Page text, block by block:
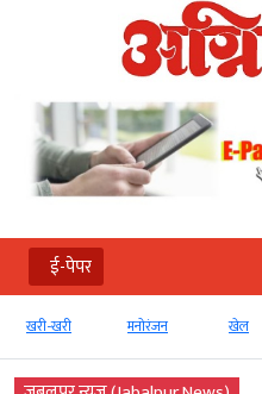
ई-पेपर
खरी-खरी मनोरंजन खेल